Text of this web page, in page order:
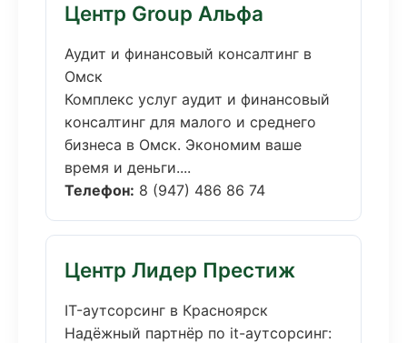
Центр Group Альфа
Аудит и финансовый консалтинг в
Омск
Комплекс услуг аудит и финансовый
консалтинг для малого и среднего
бизнеса в Омск. Экономим ваше
время и деньги....
Телефон: 8 (947) 486 86 74
Центр Лидер Престиж
IT-аутсорсинг в Красноярск
Надёжный партнёр по it-аутсорсинг: